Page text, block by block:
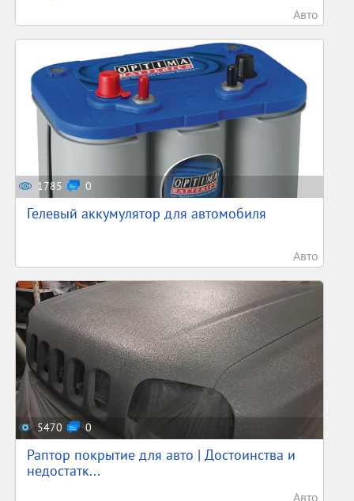
Авто
1785 0
Гелевый аккумулятор для автомобиля
Авто
5470 0
Раптор покрытие для авто | Достоинства и
недостатк...
Авто